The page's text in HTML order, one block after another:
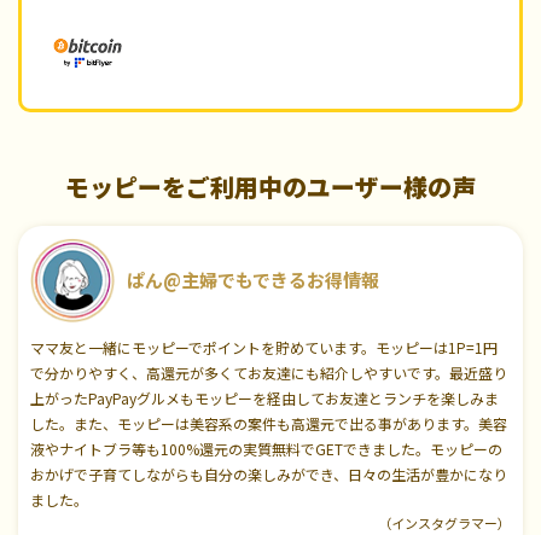
モッピーをご利用中のユーザー様の声
ぱん@主婦でもできるお得情報
ママ友と一緒にモッピーでポイントを貯めています。モッピーは1P=1円
で分かりやすく、高還元が多くてお友達にも紹介しやすいです。最近盛り
上がったPayPayグルメもモッピーを経由してお友達とランチを楽しみま
した。また、モッピーは美容系の案件も高還元で出る事があります。美容
液やナイトブラ等も100%還元の実質無料でGETできました。モッピーの
おかげで子育てしながらも自分の楽しみができ、日々の生活が豊かになり
ました。
（インスタグラマー）